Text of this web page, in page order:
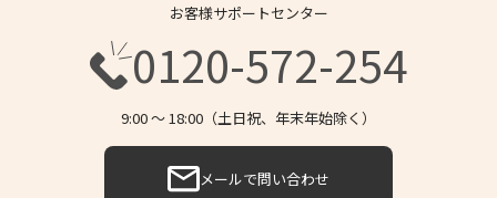
お客様サポートセンター
0120-572-254
9:00 〜 18:00（土日祝、年末年始除く）
メールで問い合わせ